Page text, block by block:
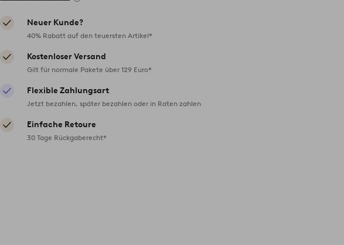
Neuer Kunde?
40% Rabatt auf den teuersten Artikel*
Kostenloser Versand
Gilt für normale Pakete über 129 Euro*
Flexible Zahlungsart
Jetzt bezahlen, später bezahlen oder in Raten zahlen
Einfache Retoure
30 Tage Rückgaberecht*